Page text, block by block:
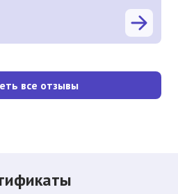
все отзывы